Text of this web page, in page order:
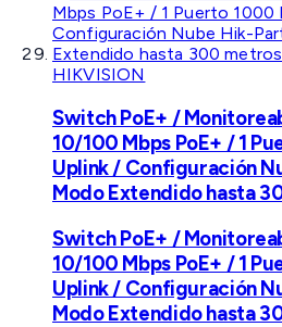
HIKVISION
Switch PoE+ /
10/100 Mbps PoE+ / 1
Uplink / Configuración
Modo Extendido hasta
Switch PoE+ /
10/100 Mbps PoE+ / 1
Uplink / Configuración
Modo Extendido hasta